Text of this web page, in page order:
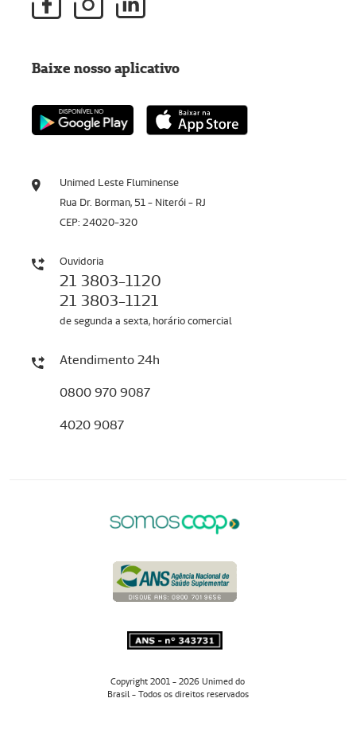
Unimed Leste Fluminense
Rua Dr. Borman, 51 - Niterói - RJ
CEP: 24020-320
Ouvidoria
21 3803-1120
21 3803-1121
de segunda a sexta, horário comercial
Atendimento 24h
0800 970 9087
4020 9087
Baixe nosso aplicativo
Copyright 2001 - 2026 Unimed do
Brasil - Todos os direitos reservados